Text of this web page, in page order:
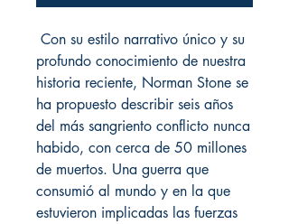
Con su estilo narrativo único y su
profundo conocimiento de nuestra
historia reciente, Norman Stone se
ha propuesto describir seis años
del más sangriento conflicto nunca
habido, con cerca de 50 millones
de muertos. Una guerra que
consumió al mundo y en la que
estuvieron implicadas las fuerzas